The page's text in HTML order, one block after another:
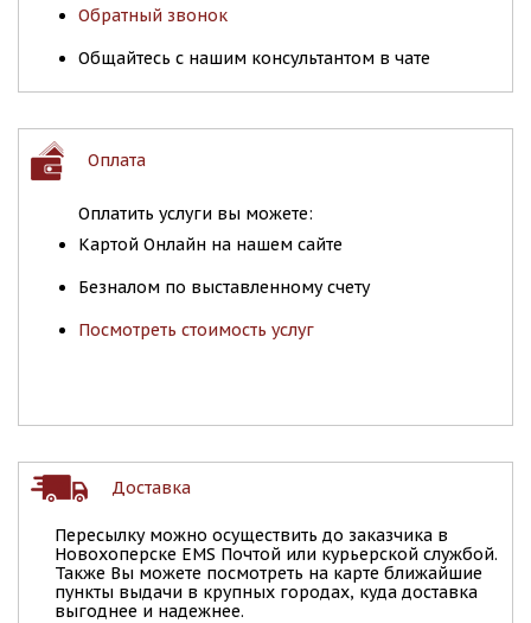
Обратный звонок
Общайтесь с нашим консультантом в чате
Оплата
Оплатить услуги вы можете:
Картой Онлайн на нашем сайте
Безналом по выставленному счету
Посмотреть стоимость услуг
Доставка
Пересылку можно осуществить до заказчика в
Новохоперске EMS Почтой или курьерской службой.
Также Вы можете посмотреть на карте ближайшие
пункты выдачи в крупных городах, куда доставка
выгоднее и надежнее.